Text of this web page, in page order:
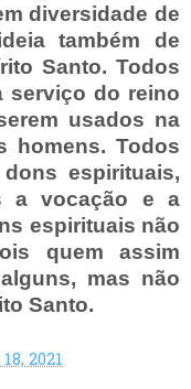
diversidade de
também de
Santo. Todos
serviço do reino
usados na
homens. Todos
espirituais,
a vocação e a
espirituais não
quem assim
mas não
Santo.
2021